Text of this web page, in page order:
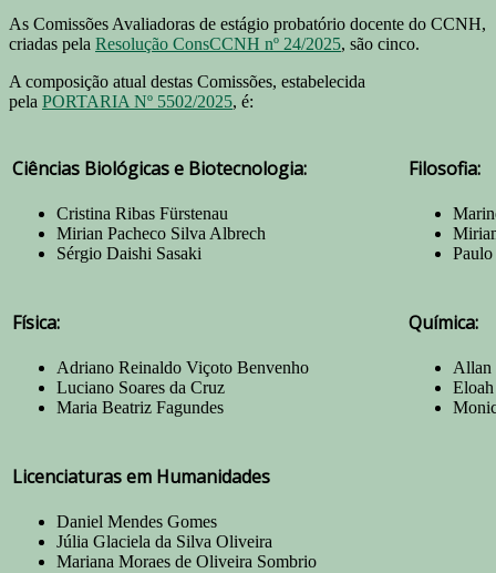
As Comissões Avaliadoras de estágio probatório docente do CCNH,
criadas pela Resolução ConsCCNH nº 24/2025, são cinco.
A composição atual destas Comissões, estabelecida
pela PORTARIA Nº 5502/2025, é:
Ciências Biológicas e Biotecnologia:
Cristina Ribas Fürstenau
Mirian Pacheco Silva Albrech
Sérgio Daishi Sasaki
Física:
Adriano Reinaldo Viçoto Benvenho
Luciano Soares da Cruz
Maria Beatriz Fagundes
Química:
Allan
Licenciaturas em Humanidades
Daniel Mendes Gomes
Júlia Glaciela da Silva Oliveira
Mariana Moraes de Oliveira Sombrio